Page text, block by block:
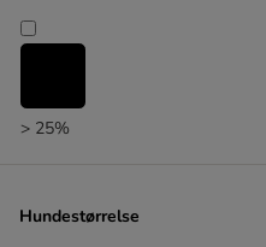
> 25%
Hundestørrelse